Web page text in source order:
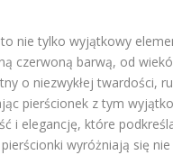
nie tylko wyjątkowy
czerwoną barwą, od
o niezwykłej twardości,
pierścionek z tym
i elegancję, które
wyróżniają się